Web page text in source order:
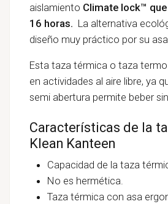
aislamiento Climate lock™
16 horas. La alternativa
diseño muy práctico por su
Esta taza térmica o taza
en actividades al aire libre, ya
semi abertura permite beber
Características de la
Klean Kanteen
Capacidad de la taza
No es hermética.
Taza térmica con asa